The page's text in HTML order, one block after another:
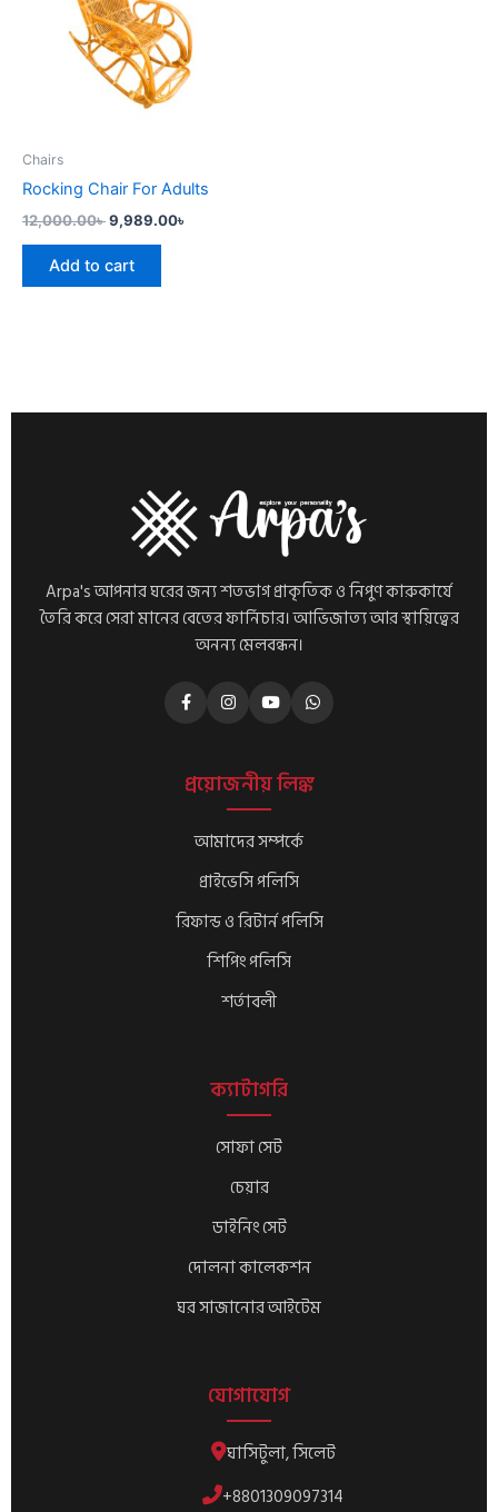
Chairs
Rocking Chair For Adults
12,000.00৳9,989.00৳
Add to cart
Arpa's আপনার ঘরের জন্য শতভাগ প্রাকৃতিক ও নিপুণ কারুকার্যে
তৈরি করে সেরা মানের বেতের ফার্নিচার। আভিজাত্য আর স্থায়িত্বের
অনন্য মেলবন্ধন।
প্রয়োজনীয় লিঙ্ক
আমাদের সম্পর্কে
প্রাইভেসি পলিসি
রিফান্ড ও রিটার্ন পলিসি
শিপিং পলিসি
শর্তাবলী
ক্যাটাগরি
সোফা সেট
চেয়ার
ডাইনিং সেট
দোলনা কালেকশন
ঘর সাজানোর আইটেম
যোগাযোগ
ঘাসিটুলা, সিলেট
+8801309097314